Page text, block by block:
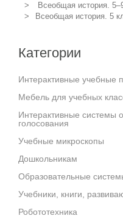
Всеобщая история.
Всеобщая история. 5
Категории
Интерактивные учебные
Мебель для учебных
Интерактивные системы
голосования
Учебные микроскопы
Дошкольникам
Образовательные
Учебники, книги,
Робототехника